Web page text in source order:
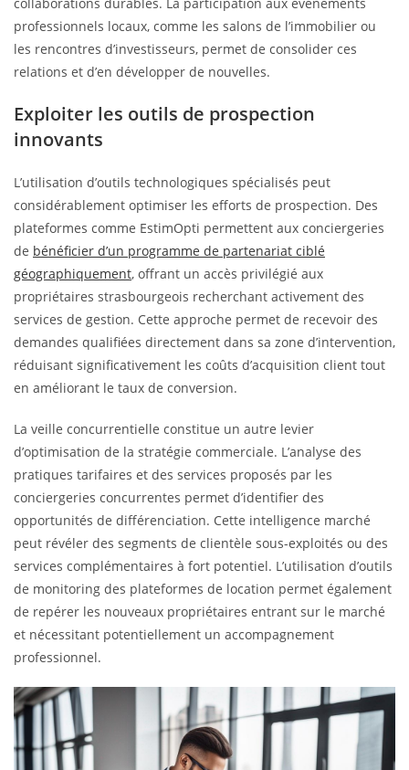
professionnels locaux, comme les salons de l’immobilier ou
les rencontres d’investisseurs, permet de consolider ces
relations et d’en développer de nouvelles.
Exploiter les outils de prospection
innovants
L’utilisation d’outils technologiques spécialisés peut
considérablement optimiser les efforts de prospection. Des
plateformes comme EstimOpti permettent aux conciergeries
de bénéficier d’un programme de partenariat ciblé
géographiquement, offrant un accès privilégié aux
propriétaires strasbourgeois recherchant activement des
services de gestion. Cette approche permet de recevoir des
demandes qualifiées directement dans sa zone d’intervention,
réduisant significativement les coûts d’acquisition client tout
en améliorant le taux de conversion.
La veille concurrentielle constitue un autre levier
d’optimisation de la stratégie commerciale. L’analyse des
pratiques tarifaires et des services proposés par les
conciergeries concurrentes permet d’identifier des
opportunités de différenciation. Cette intelligence marché
peut révéler des segments de clientèle sous-exploités ou des
services complémentaires à fort potentiel. L’utilisation d’outils
de monitoring des plateformes de location permet également
de repérer les nouveaux propriétaires entrant sur le marché
et nécessitant potentiellement un accompagnement
professionnel.